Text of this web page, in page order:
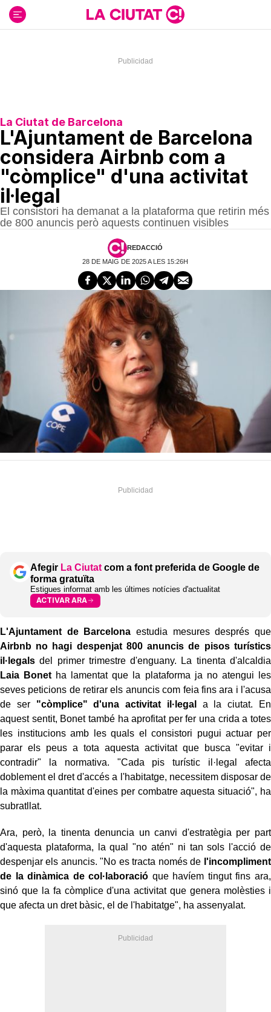
contenido
La Ciutat de Barcelona
L'Ajuntament de Barcelona
considera Airbnb com a
"còmplice" d'una activitat
il·legal
El consistori ha demanat a la plataforma que retirin més
de 800 anuncis però aquests continuen visibles
REDACCIÓ
28 DE MAIG DE 2025 A LES 15:26H
Afegir La Ciutat com a font preferida de Google de
forma gratuïta
Estigues informat amb les últimes notícies d'actualitat
ACTIVAR ARA
L'Ajuntament de Barcelona estudia mesures després que
Airbnb no hagi despenjat 800 anuncis de pisos turístics
il·legals del primer trimestre d'enguany. La tinenta d'alcaldia
Laia Bonet ha lamentat que la plataforma ja no atengui les
seves peticions de retirar els anuncis com feia fins ara i l'acusa
de ser "còmplice" d'una activitat il·legal
a la ciutat. En
aquest sentit, Bonet també ha aprofitat per fer una crida a totes
les institucions amb les quals el consistori pugui actuar per
parar els peus a tota aquesta activitat que busca "evitar i
contradir" la normativa. "Cada pis turístic il·legal afecta
doblement el dret d'accés a l'habitatge, necessitem disposar de
la màxima quantitat d'eines per combatre aquesta situació", ha
subratllat.
Ara, però, la tinenta denuncia un canvi d'estratègia per part
d'aquesta plataforma, la qual "no atén" ni tan sols l'acció de
despenjar els anuncis. "No es tracta només de l'incompliment
de la dinàmica de col·laboració que havíem tingut fins ara,
sinó que la fa còmplice d'una activitat que genera molèsties i
que afecta un dret bàsic, el de l'habitatge", ha assenyalat.